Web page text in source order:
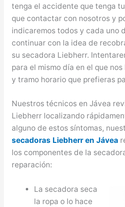
tenga el accidente que tenga
que contactar con nosotros y
indicaremos todos y cada uno
continuar con la idea de
su secadora Liebherr.
para el mismo día en el que
y tramo horario que prefieras
Nuestros técnicos en Jávea
Liebherr localizando
alguno de estos síntomas,
secadoras Liebherr en Jávea
los componentes de la
reparación:
La secadora seca
la ropa o lo hace